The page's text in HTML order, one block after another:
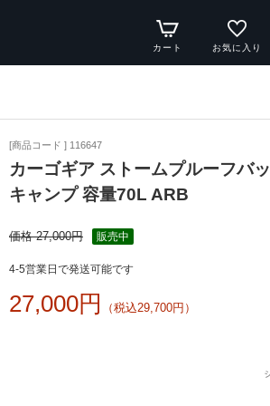
カート お気に入り
[商品コード ] 116647
カーゴギア ストームプルーフバ
キャンプ 容量70L ARB
価格 27,000円 販売中
4-5営業日で発送可能です
27,000円 （税込29,700円）